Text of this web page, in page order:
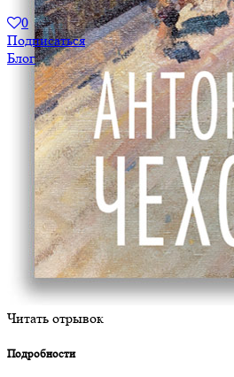
0
Подписаться
Блог
Читать отрывок
Подробности